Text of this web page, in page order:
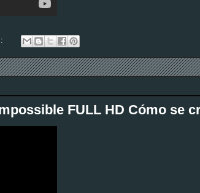
FULL HD Cómo se